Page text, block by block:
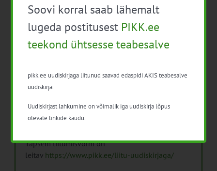
Pikk.ee uudiskirjaga liitumine.
Isikuandmeid töötleme vastavalt
Isikuandmete
Täpsem liitumisvorm on
leitav https://www.pikk.ee/liitu-uudiskirjaga/
Soovi korral saab lähemalt
lugeda postitusest PIKK.ee
teekond ühtsesse teabesalve
pikk.ee uudiskirjaga liitunud saavad edaspidi AKIS teabesalve
uudiskirja.
Uudiskirjast lahkumine on võimalik iga uudiskirja lõpus
olevate linkide kaudu.